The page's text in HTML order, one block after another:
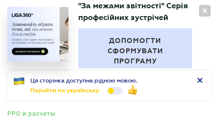
RU
БУХГАЛТЕР
"За межами звітності" Серія
професійних зустрічей
ДОПОМОГТИ
СФОРМУВАТИ
ПРОГРАМУ
Ця сторінка доступна рідною мовою.
Перейти на українську
РРО и расчеты